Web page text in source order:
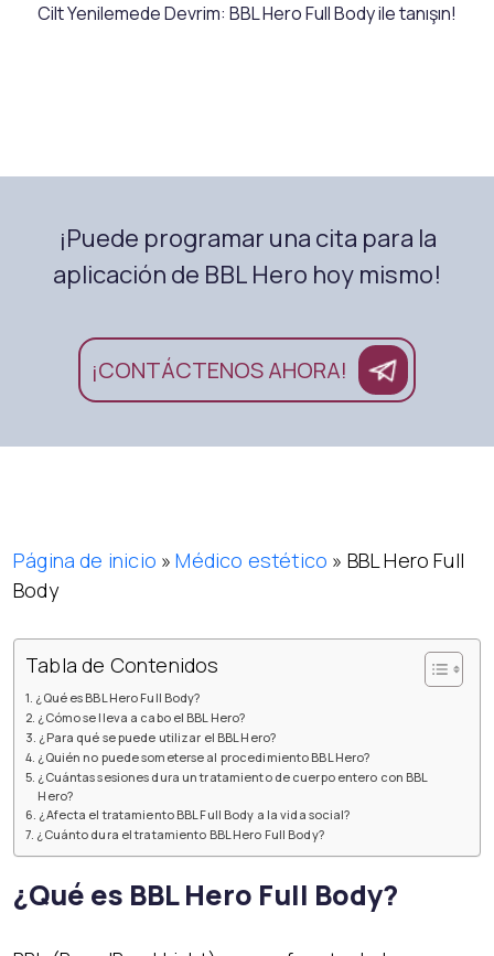
Cilt Yenilemede Devrim: BBL Hero Full Body ile tanışın!
¡Puede programar una cita para la
aplicación de BBL Hero hoy mismo!
¡CONTÁCTENOS AHORA!
Página de inicio »Médico estético » BBL Hero Full
Body
Tabla de Contenidos
¿Qué es BBL Hero Full Body?
¿Cómo se lleva a cabo el BBL Hero?
¿Para qué se puede utilizar el BBL Hero?
¿Quién no puede someterse al procedimiento BBL Hero?
¿Cuántas sesiones dura un tratamiento de cuerpo entero con BBL
Hero?
¿Afecta el tratamiento BBL Full Body a la vida social?
¿Cuánto dura el tratamiento BBL Hero Full Body?
¿Qué es BBL Hero Full Body?